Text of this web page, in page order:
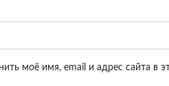
моё имя, email и адрес сайта в